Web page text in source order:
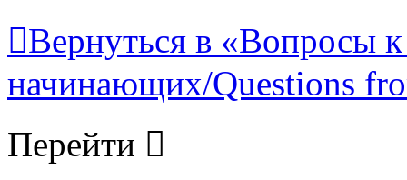
Вернуться в «Вопросы
начинающих/Questions
Перейти